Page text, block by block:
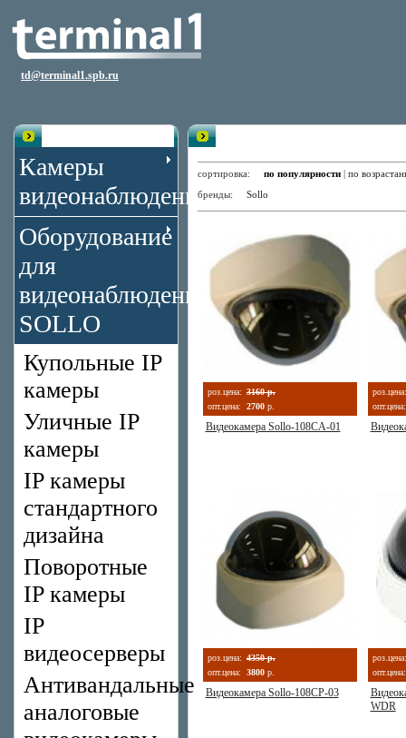
td@terminal1.spb.ru
Камеры
видеонаблюдения
Оборудование
для
видеонаблюдения
SOLLO
Купольные IP
камеры
Уличные IP
камеры
IP камеры
стандартного
дизайна
Поворотные
IP камеры
IP
видеосерверы
Антивандальные
аналоговые
сортировка: по популярности | по
бренды: Sollo
роз.цена: 3160 р.
опт.цена:
2700 р.
Видеокамера Sollo-108CA-01
роз.цена:
опт.цена:
роз.цена: 4350 р.
опт.цена:
3800 р.
Видеокамера Sollo-108CP-03
роз.цена:
опт.цена:
WDR